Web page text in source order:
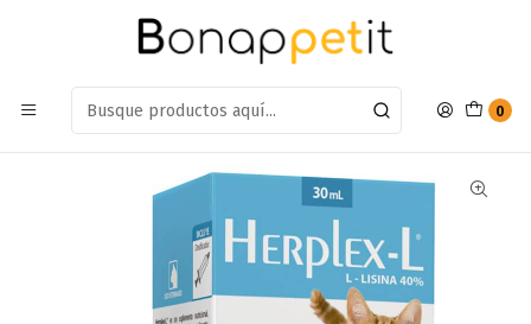
0
Estamos en: Antumalal 612, Quilicura Míranos en Maps
Herplex-L L-Lisina 40% 30ml